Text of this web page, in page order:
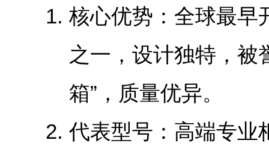
核心优势‌：全球最早
之一，设计独特，被
箱”，质量优异。
代表型号‌：高端专业